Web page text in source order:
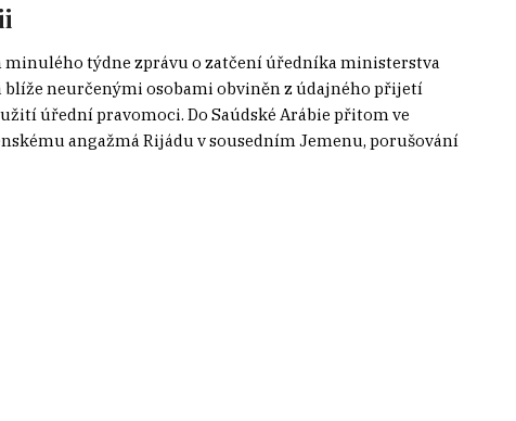
týdne zprávu o zatčení úředníka ministerstva
blíže neurčenými osobami obviněn z údajného přijetí
úřední pravomoci. Do Saúdské Arábie přitom ve
angažmá Rijádu v sousedním Jemenu, porušování